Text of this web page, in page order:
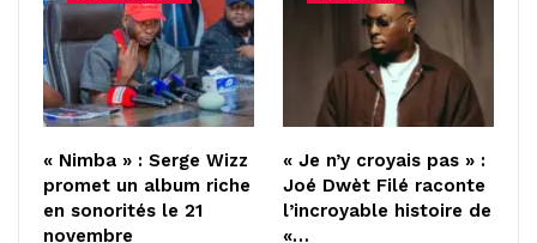
« Nimba » : Serge Wizz
promet un album riche
en sonorités le 21
novembre
« Je n’y croyais pas » :
Joé Dwèt Filé raconte
l’incroyable histoire de
«…